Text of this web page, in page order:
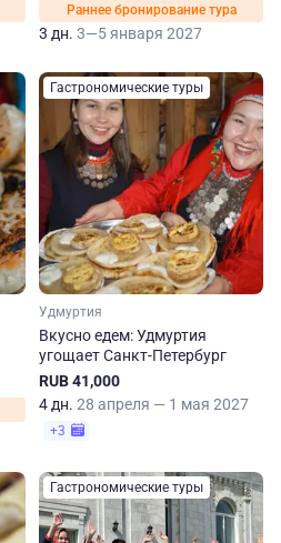
Раннее бронирование тура
3 дн. 3—5 января 2027
Гастрономические туры
Удмуртия
Вкусно едем: Удмуртия
угощает Санкт-Петербург
RUB 41,000
4 дн. 28 апреля — 1 мая 2027
+3
Гастрономические туры